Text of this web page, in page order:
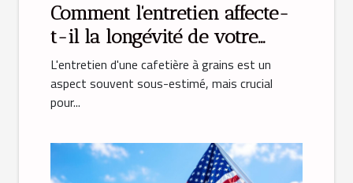
Comment l'entretien affecte-
t-il la longévité de votre
cafetière à grains ?
L'entretien d'une cafetière à grains est un
aspect souvent sous-estimé, mais crucial
pour...